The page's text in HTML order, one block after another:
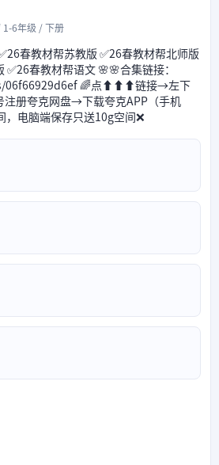
6年级 / 下册
春教材帮苏教版 ✅26春教材帮北师版
春教材帮语文 🌸🌸合集链接：
06f66929d6ef 🌈点⬆⬆⬆链接→左下
册夸克网盘→下载夸克APP（手机
电脑端保存只送10g空间❌